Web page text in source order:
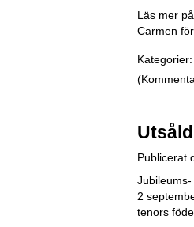
Läs mer
Carmen
Kategorier:
Publicerat
2
tenors